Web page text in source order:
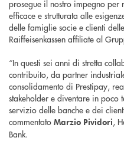
prosegue il nostro impegno
efficace e strutturata alle
delle famiglie socie e clienti
Raiffeisenkassen affiliate al
“In questi sei anni di stretta
contribuito, da partner
consolidamento di Prestipay,
stakeholder e diventare in poco
servizio delle banche e dei
commentato Marzio Pividori,
Bank.